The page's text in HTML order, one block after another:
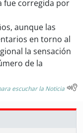
fue corregida por
aunque las
en torno al
la sensación
de la
escuchar la Noticia